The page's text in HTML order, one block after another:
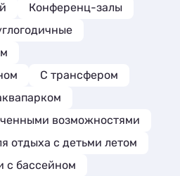
Конференц-залы
С трансфером
возможностями
отдыха с детьми летом
с бассейном